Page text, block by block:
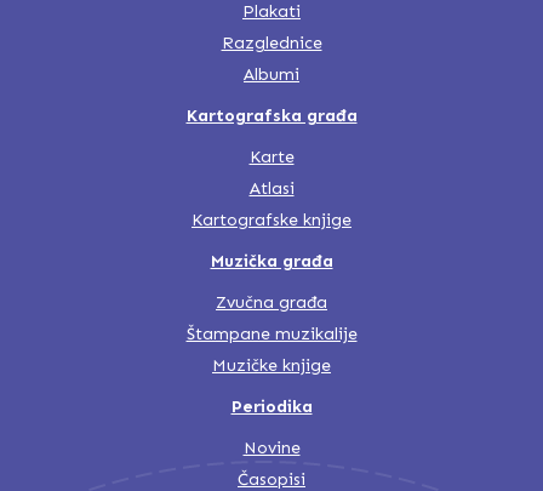
Plakati
Razglednice
Albumi
Kartografska građa
Karte
Atlasi
Kartografske knjige
Muzička građa
Zvučna građa
Štampane muzikalije
Muzičke knjige
Periodika
Novine
Časopisi